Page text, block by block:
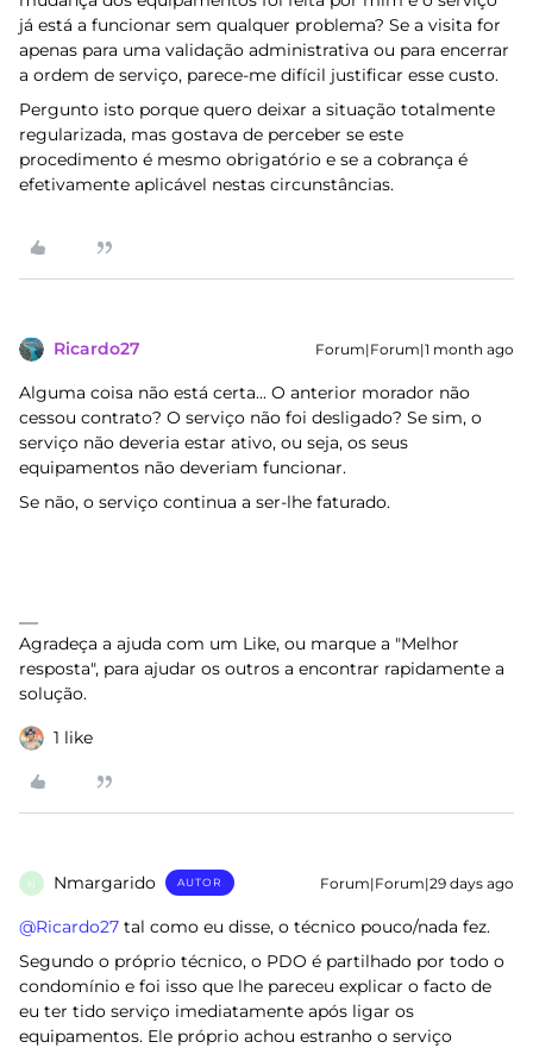
já está a funcionar sem qualquer problema? Se a visita for
apenas para uma validação administrativa ou para encerrar
a ordem de serviço, parece-me difícil justificar esse custo.
Pergunto isto porque quero deixar a situação totalmente
regularizada, mas gostava de perceber se este
procedimento é mesmo obrigatório e se a cobrança é
efetivamente aplicável nestas circunstâncias.
Ricardo27 Forum|Forum|1 month ago
Alguma coisa não está certa... O anterior morador não
cessou contrato? O serviço não foi desligado? Se sim, o
serviço não deveria estar ativo, ou seja, os seus
equipamentos não deveriam funcionar.
Se não, o serviço continua a ser-lhe faturado.
Agradeça a ajuda com um Like, ou marque a "Melhor
resposta", para ajudar os outros a encontrar rapidamente a
solução.
1 like
N Nmargarido AUTOR Forum|Forum|29 days ago
@Ricardo27 tal como eu disse, o técnico pouco/nada fez.
Segundo o próprio técnico, o PDO é partilhado por todo o
condomínio e foi isso que lhe pareceu explicar o facto de
eu ter tido serviço imediatamente após ligar os
equipamentos. Ele próprio achou estranho o serviço